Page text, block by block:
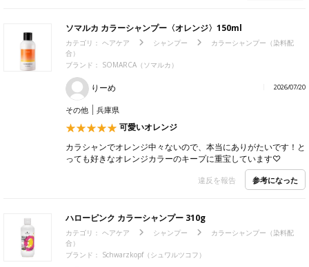
ソマルカ カラーシャンプー〈オレンジ〉150ml
カテゴリ： ヘアケア シャンプー
カラーシャンプー（染料配
合）
ブランド： SOMARCA（ソマルカ）
りーめ 2026/07/20
その他 兵庫県
可愛いオレンジ
カラシャンでオレンジ中々ないので、本当にありがたいです！と
っても好きなオレンジカラーのキープに重宝しています♡
違反を報告 参考になった
ハローピンク カラーシャンプー 310g
カテゴリ： ヘアケア シャンプー
カラーシャンプー（染料配
合）
ブランド： Schwarzkopf（シュワルツコフ）